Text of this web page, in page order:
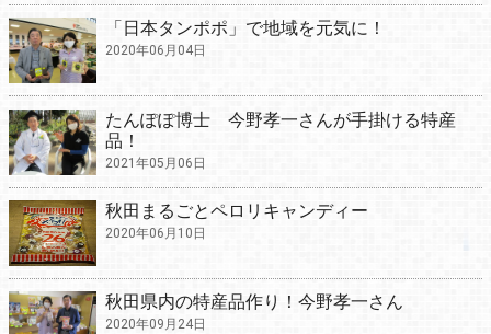
「日本タンポポ」で地域を元気に！
2020年06月04日
たんぽぽ博士 今野孝一さんが手掛ける特産
品！
2021年05月06日
秋田まるごとペロリキャンディー
2020年06月10日
秋田県内の特産品作り！今野孝一さん
2020年09月24日